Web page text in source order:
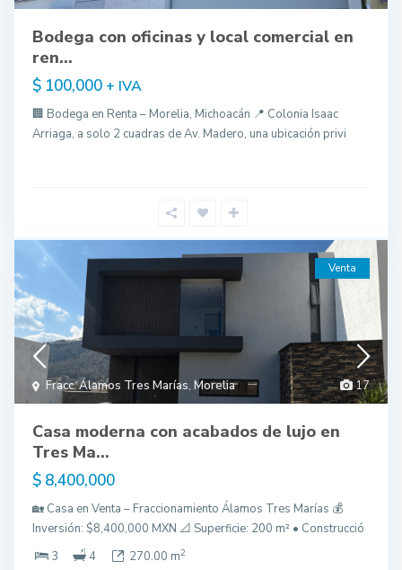
Bodega con oficinas y local comercial en
ren...
$ 100,000 + IVA
🏢 Bodega en Renta – Morelia, Michoacán 📍 Colonia Isaac
Arriaga, a solo 2 cuadras de Av. Madero, una ubicación privi
17
Fracc. Álamos Tres Marías, Morelia
Venta
Casa moderna con acabados de lujo en
Tres Ma...
$ 8,400,000
🏡 Casa en Venta – Fraccionamiento Álamos Tres Marías 💰
Inversión: $8,400,000 MXN 📐 Superficie: 200 m² • Construcció
3
4 270.00 m2